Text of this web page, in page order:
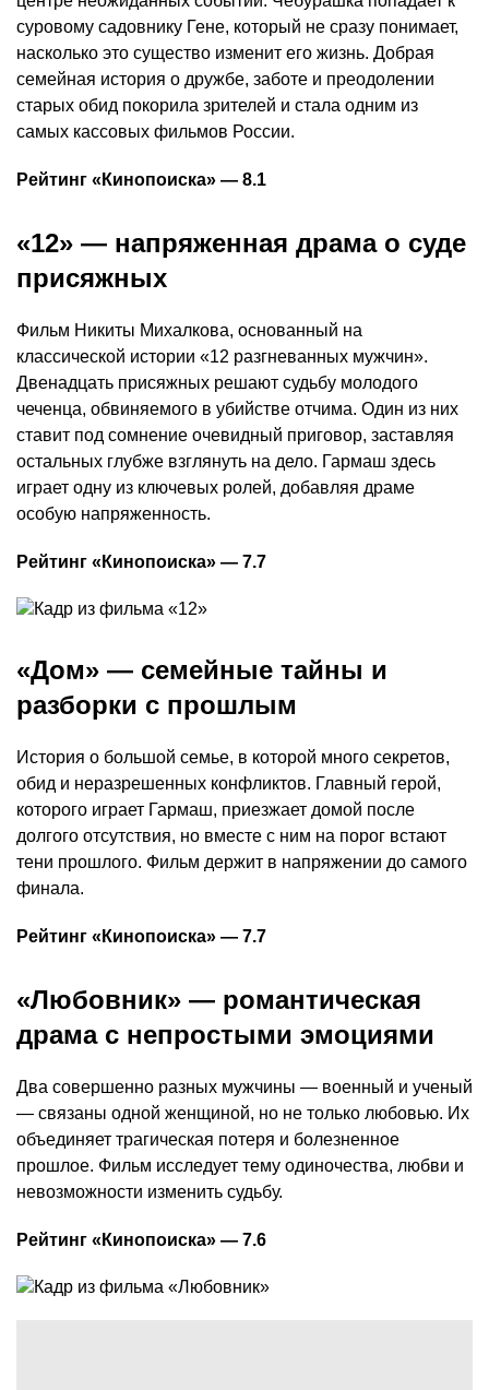
суровому садовнику Гене, который не сразу понимает,
насколько это существо изменит его жизнь. Добрая
семейная история о дружбе, заботе и преодолении
старых обид покорила зрителей и стала одним из
самых кассовых фильмов России.
Рейтинг «Кинопоиска» — 8.1
«12» — напряженная драма о суде
присяжных
Фильм Никиты Михалкова, основанный на
классической истории «12 разгневанных мужчин».
Двенадцать присяжных решают судьбу молодого
чеченца, обвиняемого в убийстве отчима. Один из них
ставит под сомнение очевидный приговор, заставляя
остальных глубже взглянуть на дело. Гармаш здесь
играет одну из ключевых ролей, добавляя драме
особую напряженность.
Рейтинг «Кинопоиска» — 7.7
«Дом» — семейные тайны и
разборки с прошлым
История о большой семье, в которой много секретов,
обид и неразрешенных конфликтов. Главный герой,
которого играет Гармаш, приезжает домой после
долгого отсутствия, но вместе с ним на порог встают
тени прошлого. Фильм держит в напряжении до самого
финала.
Рейтинг «Кинопоиска» — 7.7
«Любовник» — романтическая
драма с непростыми эмоциями
Два совершенно разных мужчины — военный и ученый
— связаны одной женщиной, но не только любовью. Их
объединяет трагическая потеря и болезненное
прошлое. Фильм исследует тему одиночества, любви и
невозможности изменить судьбу.
Рейтинг «Кинопоиска» — 7.6